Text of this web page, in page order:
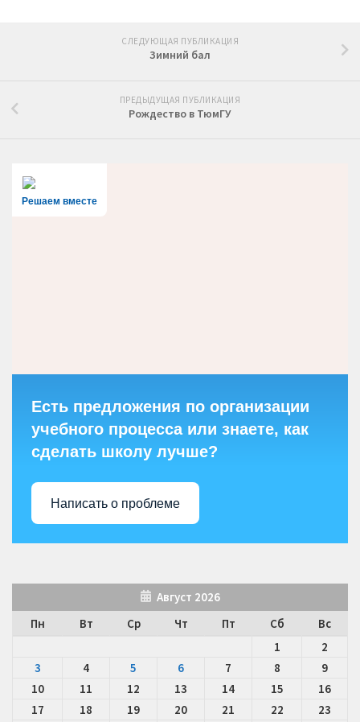
СЛЕДУЮЩАЯ ПУБЛИКАЦИЯ
Зимний бал
ПРЕДЫДУЩАЯ ПУБЛИКАЦИЯ
Рождество в ТюмГУ
Решаем вместе
Есть предложения по организации
учебного процесса или знаете, как
сделать школу лучше?
Написать о проблеме
Август 2026
Пн
Вт Ср Чт Пт Сб
Вс
1
2
3
4 5 6 7 8
9
10
11 12 13 14 15
16
17
18 19 20 21 22
23